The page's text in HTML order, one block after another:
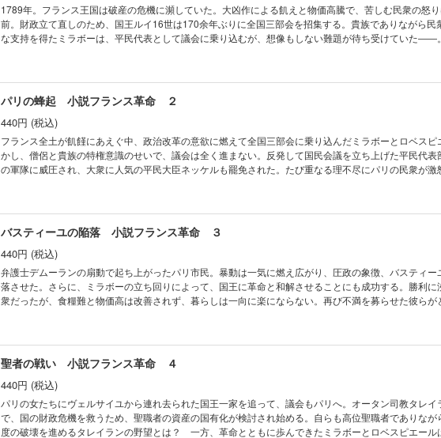
1789年。フランス王国は破産の危機に瀕していた。大凶作による飢えと物価高騰で、苦しむ民衆の怒
前。財政立て直しのため、国王ルイ16世は170余年ぶりに全国三部会を招集する。貴族でありながら民
な支持を得たミラボーは、平民代表として議会に乗り込むが、想像もしない難題が待ち受けていた――
パリの蜂起 小説フランス革命 ２
440円 (税込)
フランス全土が飢饉にあえぐ中、政治改革の意欲に燃えて全国三部会に乗り込んだミラボーとロベスピ
かし、僧侶と貴族の特権意識のせいで、議会は全く進まない。反発して国民会議を立ち上げた平民代表
の軍隊に威圧され、大衆に人気の平民大臣ネッケルも罷免された。たび重なる理不尽にパリの民衆が激
バスティーユの陥落 小説フランス革命 ３
440円 (税込)
弁護士デムーランの扇動で起ち上がったパリ市民。暴動は一気に燃え広がり、圧政の象徴、バスティー
落させた。さらに、ミラボーの立ち回りによって、国王に革命と和解させることにも成功する。勝利に
衆だったが、食糧難と物価高は改善されず、暮らしは一向に楽にならない。再び不満を募らせた彼らが
聖者の戦い 小説フランス革命 ４
440円 (税込)
パリの女たちにヴェルサイユから連れ去られた国王一家を追って、議会もパリへ。オータン司教タレイ
で、国の財政危機を救うため、聖職者の資産の国有化が検討され始める。自らも高位聖職者でありなが
度の破壊を進めるタレイランの野望とは？ 一方、革命とともに歩んできたミラボーとロベスピエール